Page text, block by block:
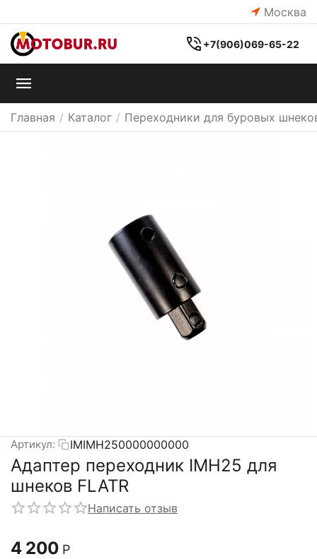
Москва
+7(906)069-65-22
Главная / Каталог / Переходники для буровых
Артикул: IMIMH250000000000
Адаптер переходник IMH25 для
шнеков FLATR
Написать отзыв
4 200 Р